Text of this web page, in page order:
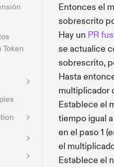
Entonces el
sobrescrito
Hay un PR
se actualice
sobrescrito,
Hasta
multiplicador
Establece el
tiempo igual
en el paso 1
el
Establece el